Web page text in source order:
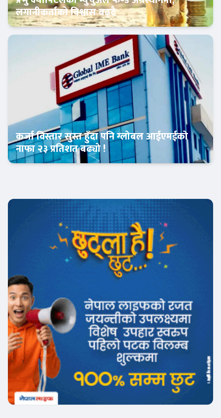
लगानीकर्ताको विश्वास बढ्दै
कर्जा विस्तार सुस्त हुँदा पनि ग्लोबल आईएमईको
नाफा २३ प्रतिशत बढ्यो !